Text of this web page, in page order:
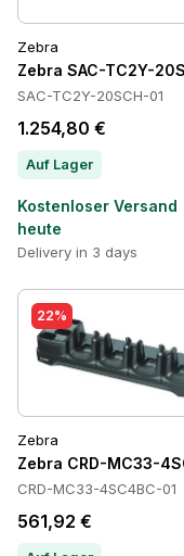
Zebra
Zebra SAC-TC2Y-
SAC-TC2Y-20SCH-01
1.254,80 €
Auf Lager
Kostenloser Versand
heute
Delivery in 3 days
22%
Zebra
Zebra CRD-MC33-
CRD-MC33-4SC4BC-01
561,92 €